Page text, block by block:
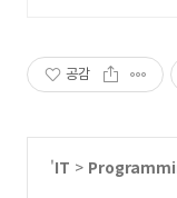
공감
'IT >